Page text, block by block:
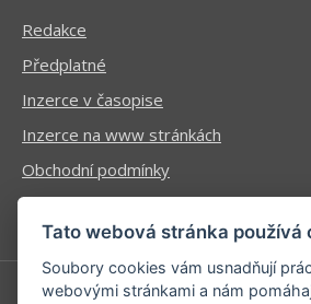
Redakce
Předplatné
Inzerce v časopise
Inzerce na www stránkách
Obchodní podmínky
Ochrana osobních údajů
Tato webová stránka používá
Soubory cookies vám usnadňují
webovými stránkami a nám